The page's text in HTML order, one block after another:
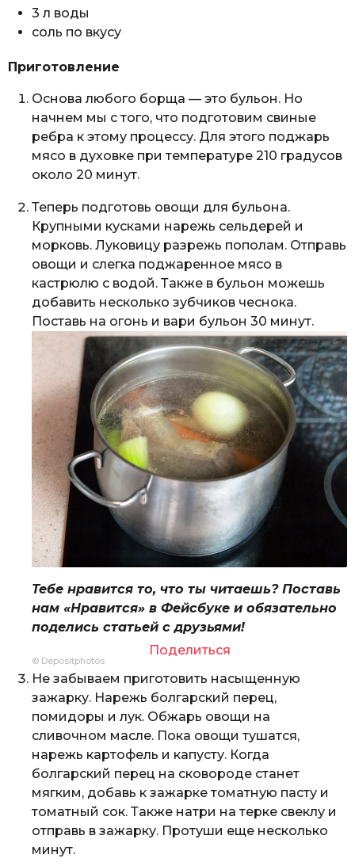
3 л воды
соль по вкусу
Приготовление
Основа любого борща — это бульон. Но
начнем мы с того, что подготовим свиные
ребра к этому процессу. Для этого поджарь
мясо в духовке при температуре 210 градусов
около 20 минут.
Теперь подготовь овощи для бульона.
Крупными кусками нарежь сельдерей и
морковь. Луковицу разрежь пополам. Отправь
овощи и слегка поджаренное мясо в
кастрюлю с водой. Также в бульон можешь
добавить несколько зубчиков чеснока.
Поставь на огонь и вари бульон 30 минут.
Тебе нравится то, что ты читаешь? Поставь
нам «Нравится» в Фейсбуке и обязательно
поделись статьей с друзьями!
Поделиться
© Depositphotos
Не забываем приготовить насыщенную
зажарку. Нарежь болгарский перец,
помидоры и лук. Обжарь овощи на
сливочном масле. Пока овощи тушатся,
нарежь картофель и капусту. Когда
болгарский перец на сковороде станет
мягким, добавь к зажарке томатную пасту и
томатный сок. Также натри на терке свеклу и
отправь в зажарку. Протуши еще несколько
минут.